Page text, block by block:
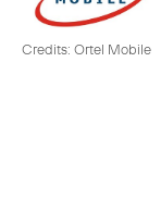
Credits: Ortel Mobile